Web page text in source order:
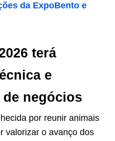
da ExpoBento e
terá
e
negócios
por reunir animais
valorizar o avanço dos